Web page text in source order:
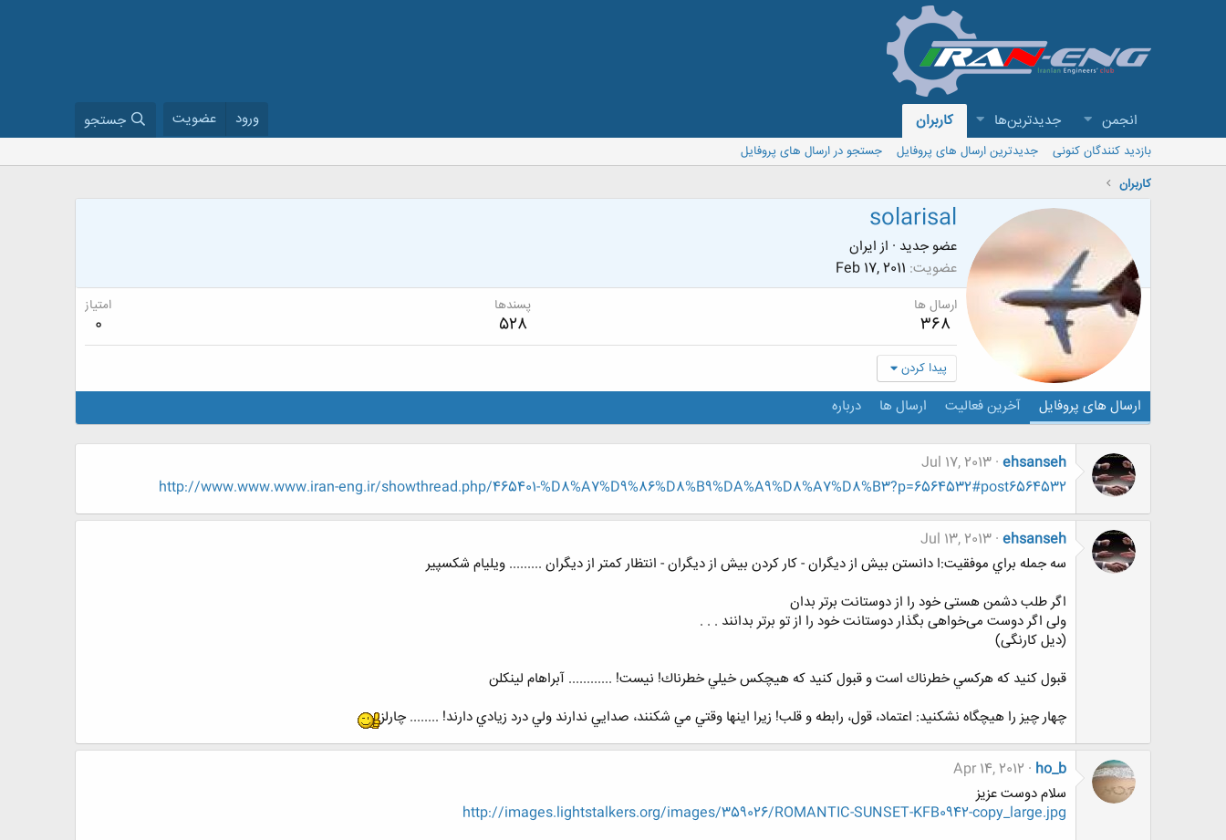
انجمن جدیدترین‌ها کاربران ورود عضویت جستجو
بازدید کنندگان کنونی جدیدترین ارسال های پروفایل
جستجو در ارسال های پروفایل
کاربران
solarisal
عضو جدید · از ایران
عضویت Feb 17, 2011
ارسال ها
368
پسندها
528
امتیاز
0
پیدا کردن
ارسال های پروفایل آخرین فعالیت ارسال ها درباره
ehsanseh
Jul 17, 2013
http://www.www.www.iran-eng.ir/showthread.php/465401-%D8%A7%D9%86%D8%B9%DA%A9%D8%A7%D8%B3?p=6564532#post6564532
ehsanseh
Jul 13, 2013
سه جمله براي موفقيت:ا دانستن بيش از ديگران - كار كردن بيش از ديگران - انتظار كمتر از ديگران ......... ويليام شكسپير
اگر طلب دشمن هستی خود را از دوستانت برتر بدان
ولی اگر دوست می‌خواهی بگذار دوستانت خود را از تو برتر بدانند . . .
(دیل کارنگی)
قبول كنيد كه هركسي خطرناك است و قبول كنيد كه هيچكس خيلي خطرناك! نيست! ............ آبراهام لينكلن
چهار چيز را هيچگاه نشكنيد: اعتماد، قول، رابطه و قلب! زيرا اينها وقتي مي شكنند، صدايي ندارند ولي درد زيادي دارند! ........ چارلز
ho_b
Apr 14, 2012
سلام دوست عزیز
http://images.lightstalkers.org/images/359026/ROMANTIC-SUNSET-KFB0942-copy_large.jpg